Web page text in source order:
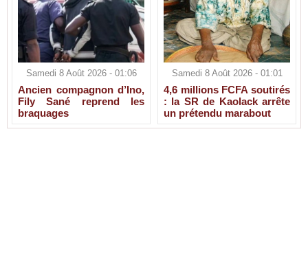
Samedi 8 Août 2026 - 01:06
Ancien compagnon d’Ino,
Fily Sané reprend les
braquages
Samedi 8 Août 2026 - 01:01
4,6 millions FCFA soutirés
: la SR de Kaolack arrête
un prétendu marabout